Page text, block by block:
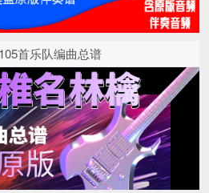
首乐队编曲总谱